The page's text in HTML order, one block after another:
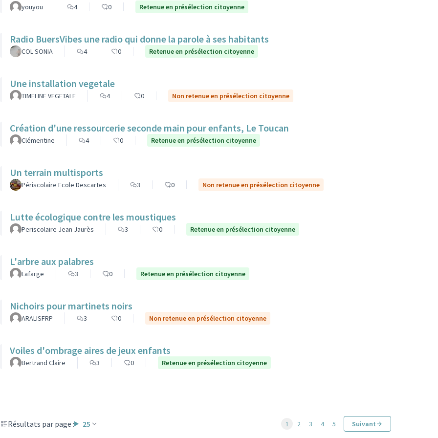
youyou 4 0 Retenue en présélection citoyenne
Radio BuersVibes une radio qui donne la parole à ses habitants
COL SONIA 4 0 Retenue en présélection citoyenne
Une installation vegetale
TIMELINE VEGETALE 4 0 Non retenue en présélection citoyenne
Création d'une ressourcerie seconde main pour enfants, Le Toucan
Clémentine 4 0 Retenue en présélection citoyenne
Un terrain multisports
Périscolaire Ecole Descartes 3 0 Non retenue en présélection citoyenne
Lutte écologique contre les moustiques
Periscolaire Jean Jaurès 3 0 Retenue en présélection citoyenne
L'arbre aux palabres
Lafarge 3 0 Retenue en présélection citoyenne
Nichoirs pour martinets noirs
ARALISFRP 3 0 Non retenue en présélection citoyenne
Voiles d'ombrage aires de jeux enfants
Bertrand Claire 3 0 Retenue en présélection citoyenne
Résultats par page : 25 1 2 3 4 5 Suivant